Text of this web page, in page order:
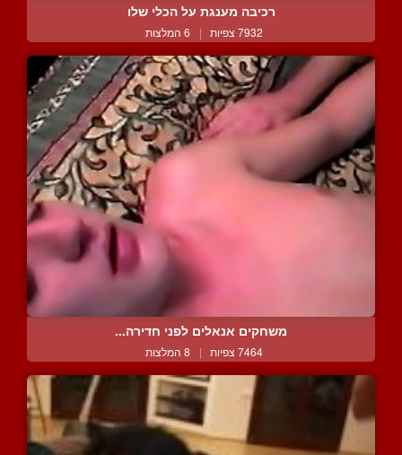
רכיבה מענגת על הכלי שלו
7932 צפיות | 6 המלצות
משחקים אנאלים לפני חדירה...
7464 צפיות | 8 המלצות